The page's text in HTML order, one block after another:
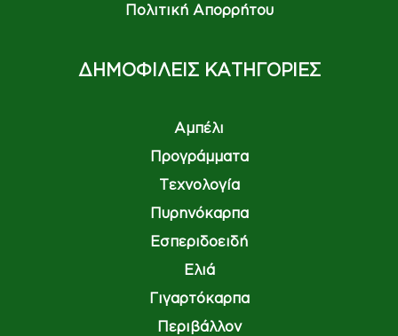
Πολιτική Απορρήτου
ΔΗΜΟΦΙΛΕΙΣ ΚΑΤΗΓΟΡΙΕΣ
Αμπέλι
Προγράμματα
Τεχνολογία
Πυρηνόκαρπα
Εσπεριδοειδή
Ελιά
Γιγαρτόκαρπα
Περιβάλλον